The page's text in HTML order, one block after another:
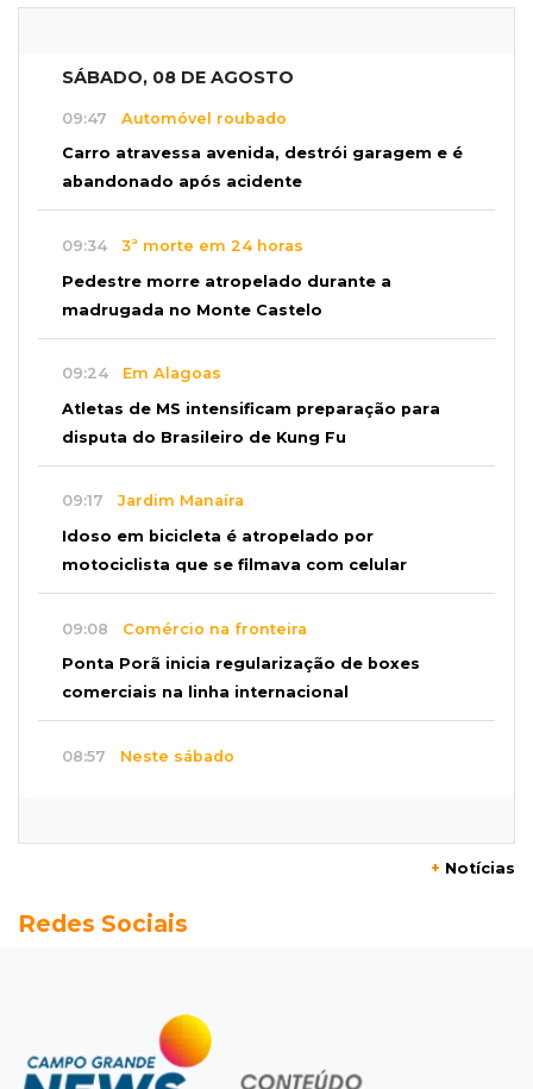
SÁBADO, 08 DE AGOSTO
09:47 Automóvel roubado
Carro atravessa avenida, destrói garagem e é
abandonado após acidente
09:34 3ª morte em 24 horas
Pedestre morre atropelado durante a
madrugada no Monte Castelo
09:24 Em Alagoas
Atletas de MS intensificam preparação para
disputa do Brasileiro de Kung Fu
09:17 Jardim Manaíra
Idoso em bicicleta é atropelado por
motociclista que se filmava com celular
09:08 Comércio na fronteira
Ponta Porã inicia regularização de boxes
comerciais na linha internacional
08:57 Neste sábado
Clássico carioca é destaque na rodada do
Já experimentou?
Ceviche de ponkan existe e pode surpreender
no sabor
+ Notícias
Redes Sociais